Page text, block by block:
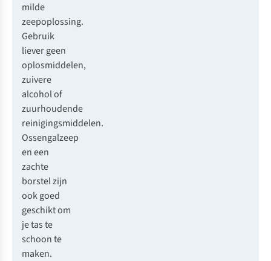
milde
zeepoplossing.
Gebruik
liever geen
oplosmiddelen,
zuivere
alcohol of
zuurhoudende
reinigingsmiddelen.
Ossengalzeep
en een
zachte
borstel zijn
ook goed
geschikt om
je tas te
schoon te
maken.